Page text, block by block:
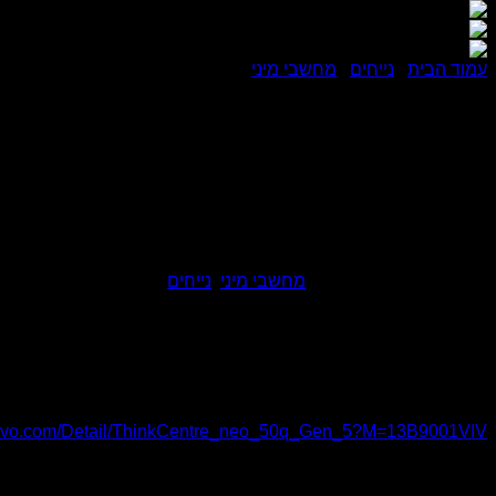
עמוד הבית נייחים מחשבי מיני
מחשבי מיני נייחים
Detail/ThinkCentre_neo_50q_Gen_5?M=13B9001VIV